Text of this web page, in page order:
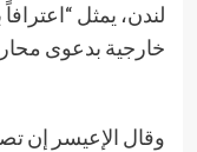
لندن، يمثل
خارجية بدعوى
وقال الإعيسر إن